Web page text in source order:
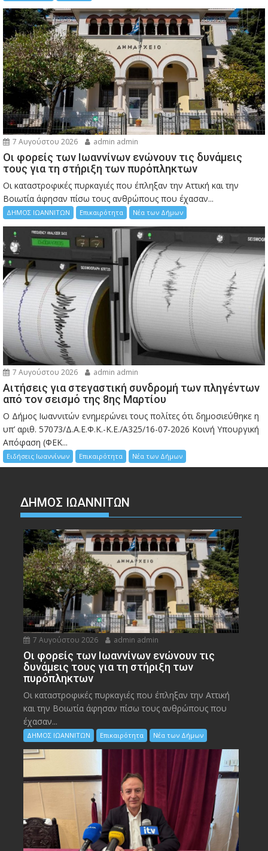
7 Αυγούστου 2026 admin admin
Οι φορείς των Ιωαννίνων ενώνουν τις δυνάμεις
τους για τη στήριξη των πυρόπληκτων
Οι καταστροφικές πυρκαγιές που έπληξαν την Αττική και την
Bοιωτία άφησαν πίσω τους ανθρώπους που έχασαν...
ΔΗΜΟΣ ΙΩΑΝΝΙΤΩΝ Επικαιρότητα Νέα των Δήμων
7 Αυγούστου 2026 admin admin
Αιτήσεις για στεγαστική συνδρομή των πληγέντων
από τον σεισμό της 8ης Μαρτίου
Ο Δήμος Ιωαννιτών ενημερώνει τους πολίτες ότι δημοσιεύθηκε η
υπ’ αριθ. 57073/Δ.Α.Ε.Φ.Κ.-Κ.Ε./Α325/16-07-2026 Κοινή Υπουργική
Απόφαση (ΦΕΚ...
Ειδήσεις Ιωαννίνων Επικαιρότητα Νέα των Δήμων
ΔΗΜΟΣ ΙΩΑΝΝΙΤΩΝ
7 Αυγούστου 2026 admin admin
Οι φορείς των Ιωαννίνων ενώνουν τις
δυνάμεις τους για τη στήριξη των
πυρόπληκτων
Οι καταστροφικές πυρκαγιές που έπληξαν την Αττική
και την Bοιωτία άφησαν πίσω τους ανθρώπους που
έχασαν...
ΔΗΜΟΣ ΙΩΑΝΝΙΤΩΝ Επικαιρότητα Νέα των Δήμων